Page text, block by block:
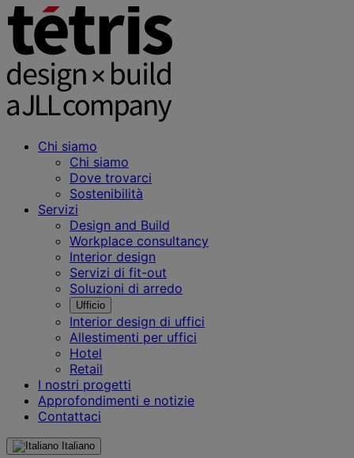
Chi siamo
Chi siamo
Dove trovarci
Sostenibilità
Servizi
Design and Build
Workplace consultancy
Interior design
Servizi di fit-out
Soluzioni di arredo
Ufficio
Interior design di uffici
Allestimenti per uffici
Hotel
Retail
I nostri progetti
Approfondimenti e notizie
Contattaci
Italiano